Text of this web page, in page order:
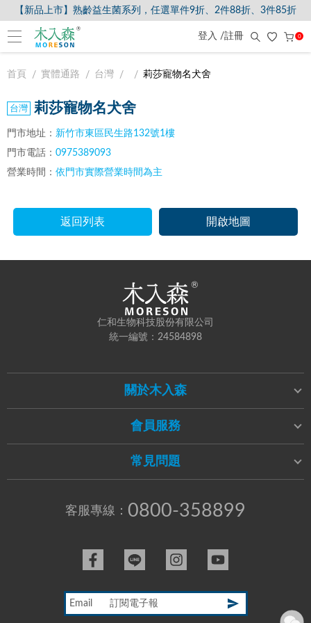
【新品上市】熟齡益生菌系列，任選單件9折、2件88折、3件85折
登入 /註冊 0
首頁 實體通路 台灣 莉莎寵物名犬舍
莉莎寵物名犬舍
門市地址： 新竹市東區民生路132號1樓
門市電話： 0975389093
營業時間： 依門市實際營業時間為主
返回列表 開啟地圖
仁和生物科技股份有限公司
統一編號：24584898
關於木入森
會員服務
常見問題
客服專線： 0800-358899
Email